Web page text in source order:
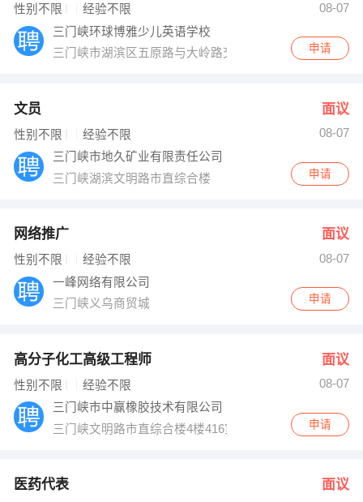
性别不限 经验不限
08-07
三门峡环球博雅少儿英语学校
三门峡市湖滨区五原路与大岭路交叉路口向东500米
申请
文员 面议
性别不限 经验不限
08-07
三门峡市地久矿业有限责任公司
三门峡湖滨文明路市直综合楼
申请
网络推广 面议
性别不限 经验不限
08-07
一峰网络有限公司
三门峡义乌商贸城
申请
高分子化工高级工程师 面议
性别不限 经验不限
08-07
三门峡市中赢橡胶技术有限公司
三门峡文明路市直综合楼4楼416室
申请
医药代表 面议